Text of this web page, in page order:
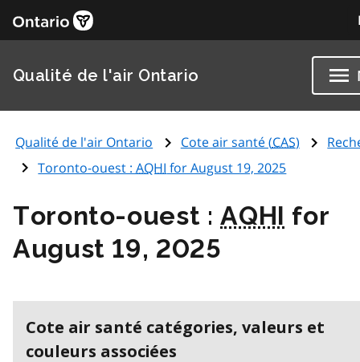
Qualité de l'air Ontario
Qualité de l'air Ontario Cote air santé (CAS)
Toronto-ouest :AQHI for August 19, 2025
Toronto-ouest :AQHI for
August 19, 2025
Cote air santé catégories, valeurs et
couleurs associées